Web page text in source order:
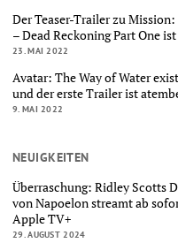
Der Teaser-Trailer zu
– Dead Reckoning Part One
23. MAI 2022
Avatar: The Way of Water
und der erste Trailer ist
9. MAI 2022
NEUIGKEITEN
Überraschung: Ridley Scotts
von Napoelon streamt ab
Apple TV+
29. AUGUST 2024